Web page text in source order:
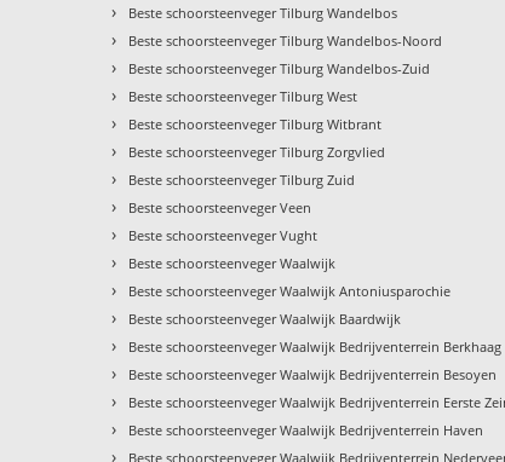
› Beste schoorsteenveger Tilburg Wandelbos
› Beste schoorsteenveger Tilburg Wandelbos-Noord
› Beste schoorsteenveger Tilburg Wandelbos-Zuid
› Beste schoorsteenveger Tilburg West
› Beste schoorsteenveger Tilburg Witbrant
› Beste schoorsteenveger Tilburg Zorgvlied
› Beste schoorsteenveger Tilburg Zuid
› Beste schoorsteenveger Veen
› Beste schoorsteenveger Vught
› Beste schoorsteenveger Waalwijk
› Beste schoorsteenveger Waalwijk Antoniusparochie
› Beste schoorsteenveger Waalwijk Baardwijk
› Beste schoorsteenveger Waalwijk Bedrijventerrein Berkhaag
› Beste schoorsteenveger Waalwijk Bedrijventerrein Besoyen
› Beste schoorsteenveger Waalwijk Bedrijventerrein Eerste
› Beste schoorsteenveger Waalwijk Bedrijventerrein Haven
› Beste schoorsteenveger Waalwijk Bedrijventerrein